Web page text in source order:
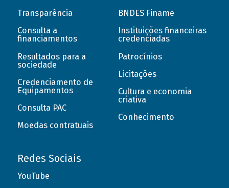
Transparência
Consulta a
financiamentos
Resultados para a
sociedade
Credenciamento de
Equipamentos
Consulta PAC
Moedas contratuais
BNDES Finame
Instituições financeiras
credenciadas
Patrocínios
Licitações
Cultura e economia
criativa
Conhecimento
Redes Sociais
YouTube